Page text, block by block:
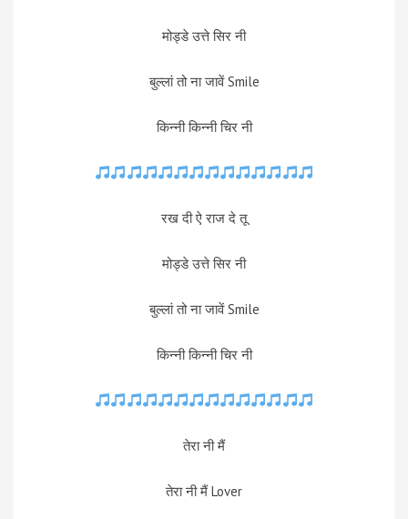
मोड्डे उत्ते सिर नी
बुल्लां तो ना जावें Smile
किन्नी किन्नी चिर नी
रख दी ऐ राज दे तू
मोड्डे उत्ते सिर नी
बुल्लां तो ना जावें Smile
किन्नी किन्नी चिर नी
तेरा नी मैं
तेरा नी मैं Lover